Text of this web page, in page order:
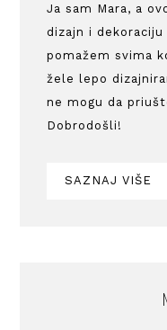
Ja sam Mara, a
dizajn i
pomažem svima
žele lepo
ne mogu da
Dobrodošli!
SAZNAJ VIŠE